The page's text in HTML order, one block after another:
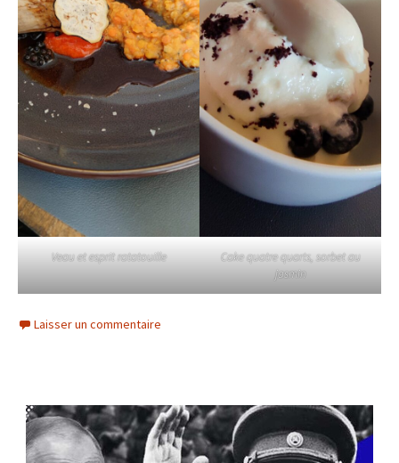
Veau et esprit ratatouille
Cake quatre quarts, sorbet au
jasmin
Laisser un commentaire